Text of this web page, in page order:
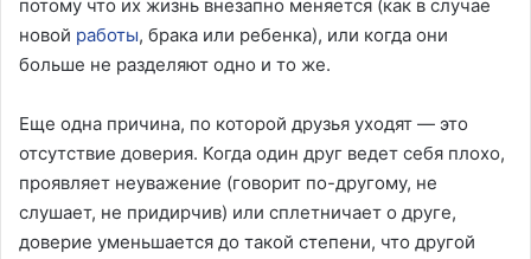
потому что их жизнь внезапно меняется (как в случае
новой работы, брака или ребенка), или когда они
больше не разделяют одно и то же.
Еще одна причина, по которой друзья уходят — это
отсутствие доверия. Когда один друг ведет себя плохо,
проявляет неуважение (говорит по-другому, не
слушает, не придирчив) или сплетничает о друге,
доверие уменьшается до такой степени, что другой